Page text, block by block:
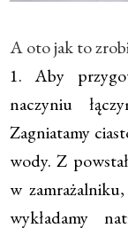
A oto jak to
1. Aby
naczyniu
Zagniatamy
wody. Z
w
wykładamy